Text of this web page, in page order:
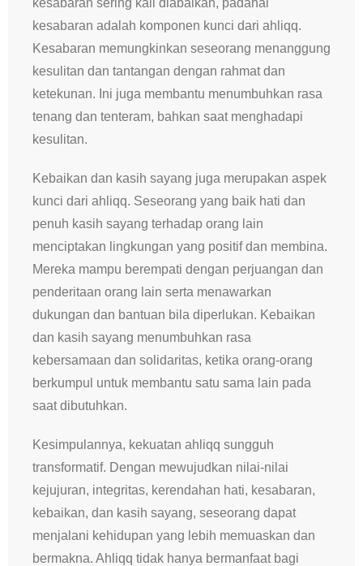
kesabaran sering kali diabaikan, padahal
kesabaran adalah komponen kunci dari ahliqq.
Kesabaran memungkinkan seseorang menanggung
kesulitan dan tantangan dengan rahmat dan
ketekunan. Ini juga membantu menumbuhkan rasa
tenang dan tenteram, bahkan saat menghadapi
kesulitan.
Kebaikan dan kasih sayang juga merupakan aspek
kunci dari ahliqq. Seseorang yang baik hati dan
penuh kasih sayang terhadap orang lain
menciptakan lingkungan yang positif dan membina.
Mereka mampu berempati dengan perjuangan dan
penderitaan orang lain serta menawarkan
dukungan dan bantuan bila diperlukan. Kebaikan
dan kasih sayang menumbuhkan rasa
kebersamaan dan solidaritas, ketika orang-orang
berkumpul untuk membantu satu sama lain pada
saat dibutuhkan.
Kesimpulannya, kekuatan ahliqq sungguh
transformatif. Dengan mewujudkan nilai-nilai
kejujuran, integritas, kerendahan hati, kesabaran,
kebaikan, dan kasih sayang, seseorang dapat
menjalani kehidupan yang lebih memuaskan dan
bermakna. Ahliqq tidak hanya bermanfaat bagi